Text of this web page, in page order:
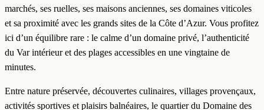
marchés, ses ruelles, ses maisons anciennes, ses domaines viticoles
et sa proximité avec les grands sites de la Côte d’Azur. Vous profitez
ici d’un équilibre rare : le calme d’un domaine privé, l’authenticité
du Var intérieur et des plages accessibles en une vingtaine de
minutes.
Entre nature préservée, découvertes culinaires, villages provençaux,
activités sportives et plaisirs balnéaires, le quartier du Domaine des